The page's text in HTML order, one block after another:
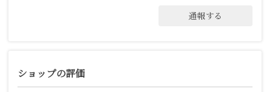
通報する
ショップの評価